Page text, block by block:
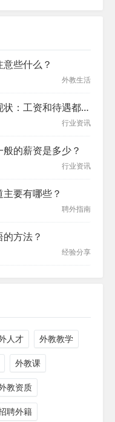
些什么？
外教生活
中国外籍教师薪资现状：工资和待遇都非常高
行业资讯
的薪资是多少？
行业资讯
要有哪些？
聘外指南
方法？
经验分享
人才 外教教学
外教课
教资质
聘外籍